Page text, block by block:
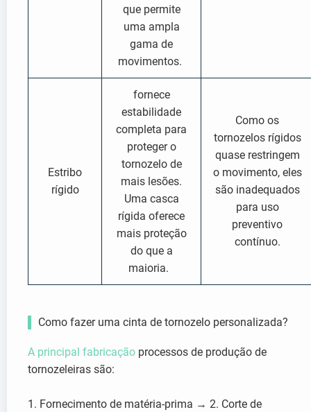
que permite
uma ampla
gama de
movimentos.
Estribo
rígido
fornece
estabilidade
completa para
proteger o
tornozelo de
mais lesões.
Uma casca
rígida oferece
mais proteção
do que a
maioria.
Como os
tornozelos rígidos
quase restringem
o movimento, eles
são inadequados
para uso
preventivo
contínuo.
Como fazer uma cinta de tornozelo personalizada?
A principal fabricação processos de produção de
tornozeleiras são:
1. Fornecimento de matéria-prima → 2. Corte de